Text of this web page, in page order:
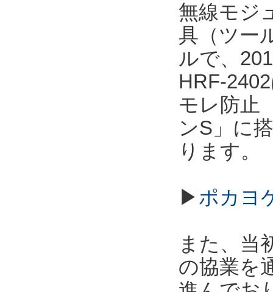
無線モジ
具（ツー
ルで、
HRF-
モレ防止
ンS」に
ります。
▶ポカヨ
また、当
の協業を